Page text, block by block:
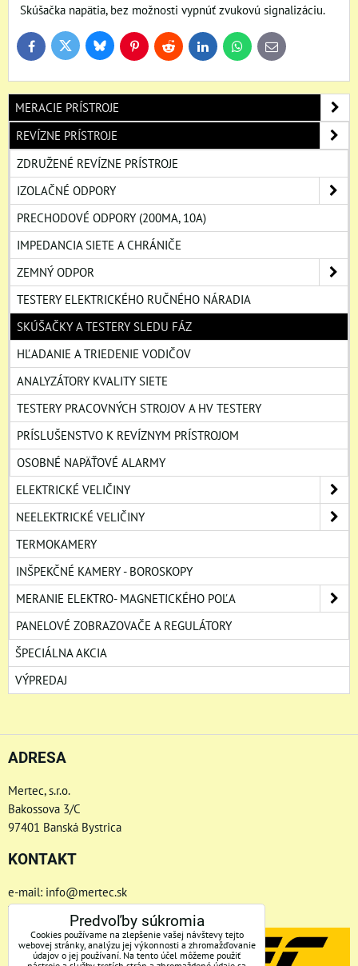
Skúšačka napätia, bez možnosti vypnúť zvukovú signalizáciu.
FacebookTwitter BlueskyPinterestReddit LinkedInWhatsApp
E-
mail
MERACIE PRÍSTROJE
REVÍZNE PRÍSTROJE
ZDRUŽENÉ REVÍZNE PRÍSTROJE
IZOLAČNÉ ODPORY
PRECHODOVÉ ODPORY (200MA, 10A)
IMPEDANCIA SIETE A CHRÁNIČE
ZEMNÝ ODPOR
TESTERY ELEKTRICKÉHO RUČNÉHO NÁRADIA
SKÚŠAČKY A TESTERY SLEDU FÁZ
HĽADANIE A TRIEDENIE VODIČOV
ANALYZÁTORY KVALITY SIETE
TESTERY PRACOVNÝCH STROJOV A HV TESTERY
PRÍSLUŠENSTVO K REVÍZNYM PRÍSTROJOM
OSOBNÉ NAPÄŤOVÉ ALARMY
ELEKTRICKÉ VELIČINY
NEELEKTRICKÉ VELIČINY
TERMOKAMERY
INŠPEKČNÉ KAMERY - BOROSKOPY
MERANIE ELEKTRO- MAGNETICKÉHO POĽA
PANELOVÉ ZOBRAZOVAČE A REGULÁTORY
ŠPECIÁLNA AKCIA
VÝPREDAJ
ADRESA
Mertec, s.r.o.
Bakossova 3/C
97401 Banská Bystrica
KONTAKT
e-mail: info@mertec.sk
Telefón: +421 48-4800 791
Predvoľby súkromia
Cookies používame na zlepšenie vašej návštevy tejto
webovej stránky, analýzu jej výkonnosti a zhromažďovanie
údajov o jej používaní. Na tento účel môžeme použiť